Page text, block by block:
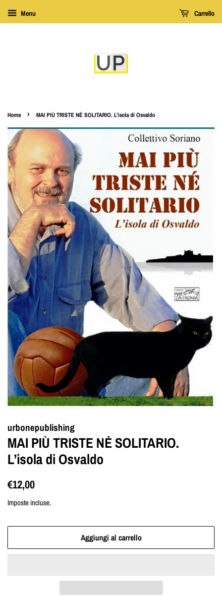
Menu Carrello
Home › MAI PIÙ TRISTE NÉ SOLITARIO. L’isola di Osvaldo
urbonepublishing
MAI PIÙ TRISTE NÉ SOLITARIO.
L’isola di Osvaldo
Prezzo
listino
€12,00
Imposte incluse.
Aggiungi al carrello